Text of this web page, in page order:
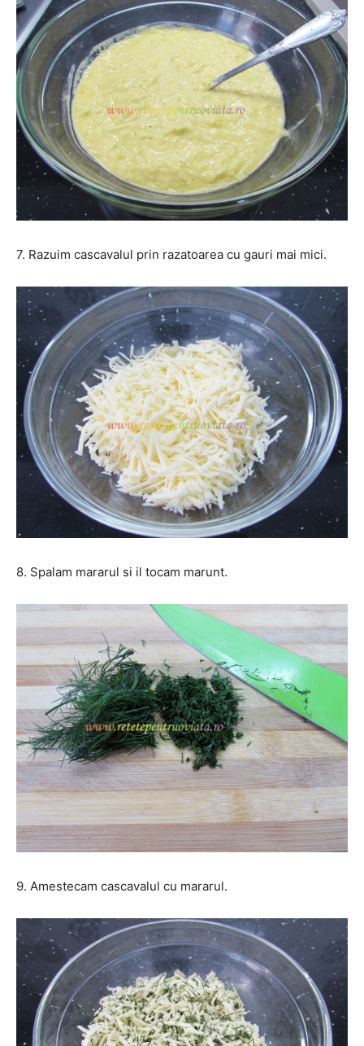
7. Razuim cascavalul prin razatoarea cu gauri mai mici.
8. Spalam mararul si il tocam marunt.
9. Amestecam cascavalul cu mararul.